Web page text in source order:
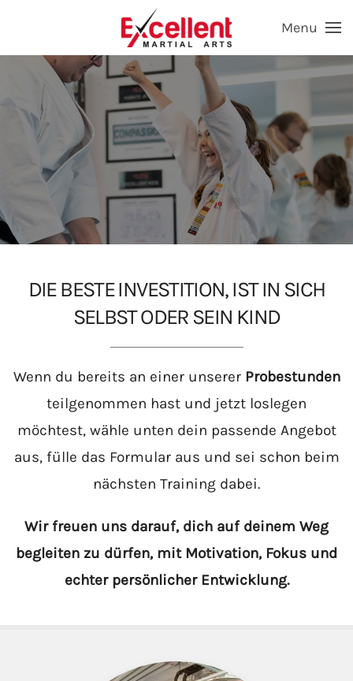
Skip to main content
Menu
DIE BESTE INVESTITION, IST IN SICH
SELBST ODER SEIN KIND
Wenn du bereits an einer unserer Probestunden
teilgenommen hast und jetzt loslegen
möchtest, wähle unten dein passende Angebot
aus, fülle das Formular aus und sei schon beim
nächsten Training dabei.
Wir freuen uns darauf, dich auf deinem Weg
begleiten zu dürfen, mit Motivation, Fokus und
echter persönlicher Entwicklung.